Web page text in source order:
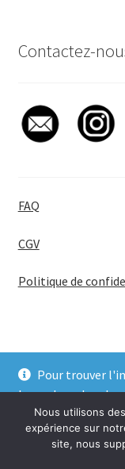
Pour trouver
barre de recherche
Ignorer
Contactez-
FAQ
CGV
Politique de
© BadgeGirl® 2026
Nous utilisons
expérience sur
site, nous